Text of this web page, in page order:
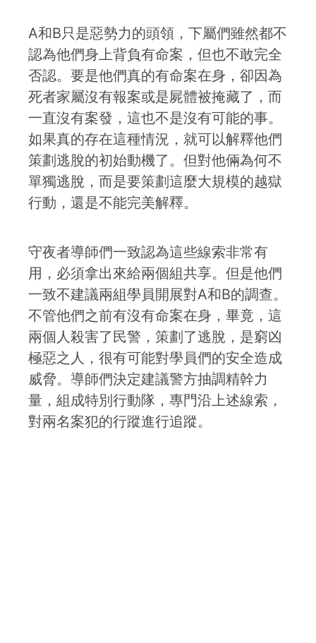
A和B只是惡勢力的頭領，下屬們雖然都不
認為他們身上背負有命案，但也不敢完全
否認。要是他們真的有命案在身，卻因為
死者家屬沒有報案或是屍體被掩藏了，而
一直沒有案發，這也不是沒有可能的事。
如果真的存在這種情況，就可以解釋他們
策劃逃脫的初始動機了。但對他倆為何不
單獨逃脫，而是要策劃這麼大規模的越獄
行動，還是不能完美解釋。
守夜者導師們一致認為這些線索非常有
用，必須拿出來給兩個組共享。但是他們
一致不建議兩組學員開展對A和B的調查。
不管他們之前有沒有命案在身，畢竟，這
兩個人殺害了民警，策劃了逃脫，是窮凶
極惡之人，很有可能對學員們的安全造成
威脅。導師們決定建議警方抽調精幹力
量，組成特別行動隊，專門沿上述線索，
對兩名案犯的行蹤進行追蹤。